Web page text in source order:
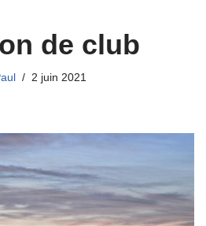
de club
2 juin 2021